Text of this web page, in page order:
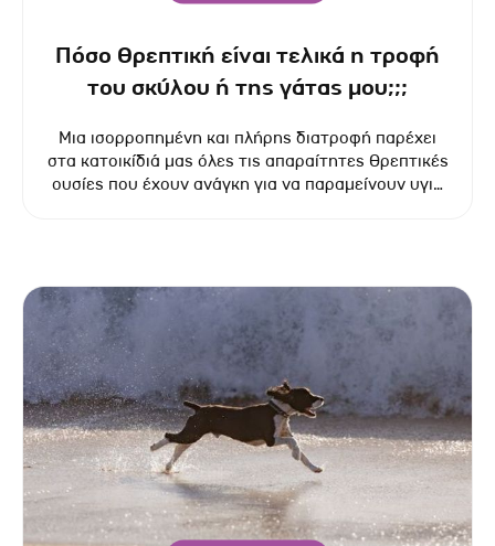
Πόσο θρεπτική είναι τελικά η τροφή
του σκύλου ή της γάτας μου;;;
Μια ισορροπημένη και πλήρης διατροφή παρέχει
στα κατοικίδιά μας όλες τις απαραίτητες θρεπτικές
ουσίες που έχουν ανάγκη για να παραμείνουν υγιή